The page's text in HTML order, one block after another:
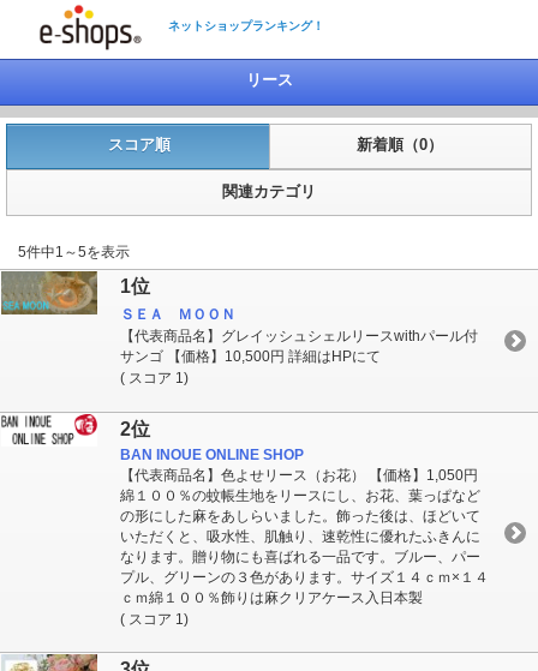
ネットショップランキング！
リース
スコア順 新着順（0）
関連カテゴリ
5件中1～5を表示
1位
ＳＥＡ ＭＯＯＮ
【代表商品名】グレイッシュシェルリースwithパール付
サンゴ 【価格】10,500円 詳細はHPにて
( スコア 1)
2位
BAN INOUE ONLINE SHOP
【代表商品名】色よせリース（お花） 【価格】1,050円
綿１００％の蚊帳生地をリースにし、お花、葉っぱなど
の形にした麻をあしらいました。飾った後は、ほどいて
いただくと、吸水性、肌触り、速乾性に優れたふきんに
なります。贈り物にも喜ばれる一品です。ブルー、パー
プル、グリーンの３色があります。サイズ１４ｃｍ×１４
ｃｍ綿１００％飾りは麻クリアケース入日本製
( スコア 1)